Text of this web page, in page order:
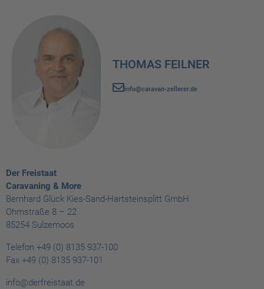
THOMAS FEILNER
info@caravan-zellerer.de
Der Freistaat
Caravaning & More
Bernhard Glück Kies-Sand-Hartsteinsplitt GmbH
Ohmstraße 8 – 22
85254 Sulzemoos
Telefon +49 (0) 8135 937-100
Fax +49 (0) 8135 937-101
info@derfreistaat.de